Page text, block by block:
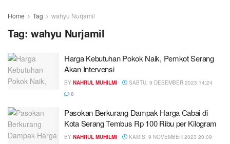
Home Tag wahyu Nurjamil
Tag: wahyu Nurjamil
Harga Kebutuhan Pokok Naik, Pemkot Serang
Akan Intervensi
BY NAHRUL MUHILMI
SABTU, 9 DESEMBER 2023 14:24
0
Pasokan Berkurang Dampak Harga Cabai di
Kota Serang Tembus Rp 100 Ribu per Kilogram
BY NAHRUL MUHILMI
KAMIS, 9 NOVEMBER 2023 20:09